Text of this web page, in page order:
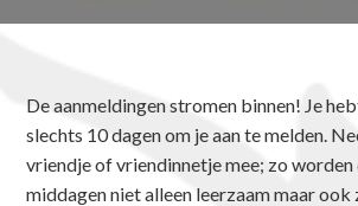
De aanmeldingen stromen binnen! Je
slechts 10 dagen om je aan te melden.
vriendje of vriendinnetje mee; zo worden
middagen niet alleen leerzaam maar ook